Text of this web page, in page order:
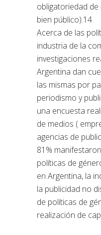
obligatoriedad
bien público).14
Acerca de las
industria de la
investigaciones
Argentina dan
las mismas por
periodismo y
una encuesta
de medios (
agencias de
81%
políticas de
en Argentina, la
la publicidad no
de políticas de
realización de